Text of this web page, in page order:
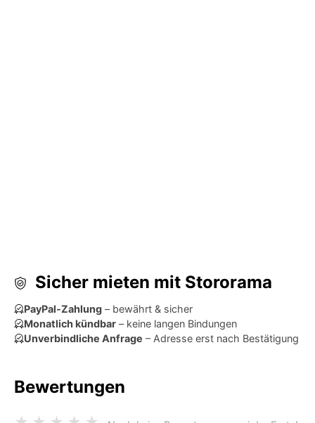
Sicher mieten mit Stororama
PayPal-Zahlung – bewährt & sicher
Monatlich kündbar – keine langen Bindungen
Unverbindliche Anfrage – Adresse erst nach Bestätigung
Bewertungen